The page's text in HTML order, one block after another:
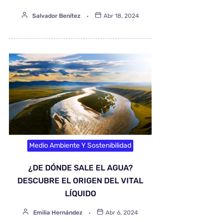
Salvador Benítez Abr 18, 2024
Medio Ambiente Y Sostenibilidad
¿DE DÓNDE SALE EL AGUA?
DESCUBRE EL ORIGEN DEL VITAL
LÍQUIDO
Emilia Hernández Abr 6, 2024